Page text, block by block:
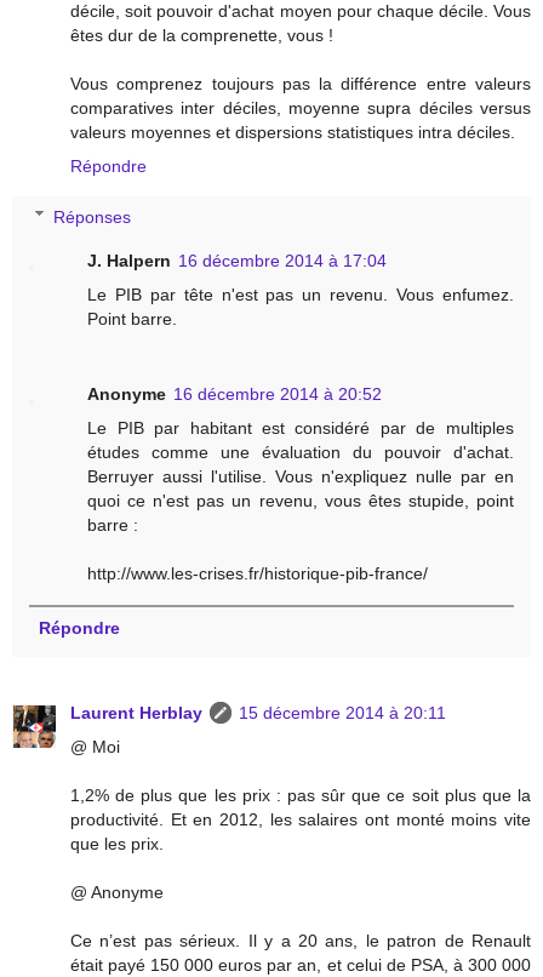
décile, soit pouvoir d'achat moyen pour chaque décile. Vous
êtes dur de la comprenette, vous !
Vous comprenez toujours pas la différence entre valeurs
comparatives inter déciles, moyenne supra déciles versus
valeurs moyennes et dispersions statistiques intra déciles.
Répondre
Réponses
J. Halpern 16 décembre 2014 à 17:04
Le PIB par tête n'est pas un revenu. Vous enfumez.
Point barre.
Anonyme 16 décembre 2014 à 20:52
Le PIB par habitant est considéré par de multiples
études comme une évaluation du pouvoir d'achat.
Berruyer aussi l'utilise. Vous n'expliquez nulle par en
quoi ce n'est pas un revenu, vous êtes stupide, point
barre :
http://www.les-crises.fr/historique-pib-france/
Répondre
Laurent Herblay
15 décembre 2014 à 20:11
@ Moi
1,2% de plus que les prix : pas sûr que ce soit plus que la
productivité. Et en 2012, les salaires ont monté moins vite
que les prix.
@ Anonyme
Ce n’est pas sérieux. Il y a 20 ans, le patron de Renault
était payé 150 000 euros par an, et celui de PSA, à 300 000